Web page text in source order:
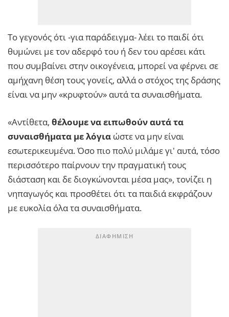
Το γεγονός ότι -για παράδειγμα- λέει το παιδί ότι
θυμώνει με τον αδερφό του ή δεν του αρέσει κάτι
που συμβαίνει στην οικογένεια, μπορεί να φέρνει σε
αμήχανη θέση τους γονείς, αλλά ο στόχος της δράσης
είναι να μην «κρυφτούν» αυτά τα συναισθήματα.
«Αντίθετα, θέλουμε να ειπωθούν αυτά τα
συναισθήματα με λόγια ώστε να μην είναι
εσωτερικευμένα. Όσο πιο πολύ μιλάμε γι' αυτά, τόσο
περισσότερο παίρνουν την πραγματική τους
διάσταση και δε διογκώνονται μέσα μας», τονίζει η
νηπαγωγός και προσθέτει ότι τα παιδιά εκφράζουν
με ευκολία όλα τα συναισθήματα.